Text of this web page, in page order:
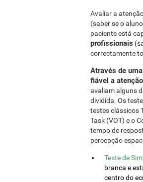
Avaliar a
(saber se o
paciente está
profissionais
correctamente
Através de uma
fiável a
avaliam alguns
dividida. Os
testes clássicos
Task (VOT) e o
tempo de
percepção
Teste de
branca e
centro do